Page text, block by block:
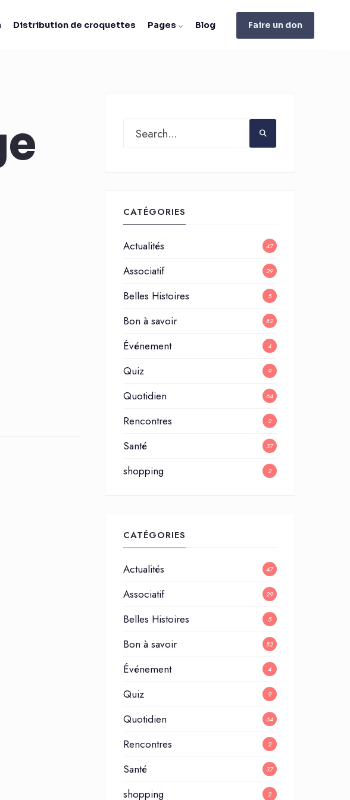
Distribution de croquettes Pages Blog Faire un don
CATÉGORIES
Actualités 47
Associatif 29
Belles Histoires 5
Bon à savoir 82
Événement 4
Quiz 9
Quotidien 64
Rencontres 2
Santé 37
shopping 2
CATÉGORIES
Actualités 47
Associatif 29
Belles Histoires 5
Bon à savoir 82
Événement 4
Quiz 9
Quotidien 64
Rencontres 2
Santé 37
shopping 2